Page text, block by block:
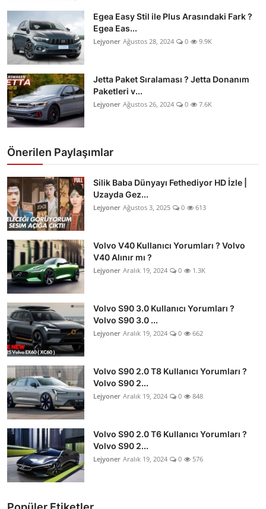
Egea Easy Stil ile Plus Arasındaki Fark ?
Egea Eas...
Lejyoner Ağustos 28, 2024 0 9.9K
Jetta Paket Sıralaması ? Jetta Donanım
Paketleri v...
Lejyoner Ağustos 26, 2024 0 7.6K
Önerilen Paylaşımlar
Silik Baba Dünyayı Fethediyor HD İzle |
Uzayda Gez...
Lejyoner Ağustos 3, 2025 0 613
Volvo V40 Kullanıcı Yorumları ? Volvo
V40 Alınır mı ?
Lejyoner Aralık 19, 2024 0 1.3K
Volvo S90 3.0 Kullanıcı Yorumları ?
Volvo S90 3.0 ...
Lejyoner Aralık 19, 2024 0 662
Volvo S90 2.0 T8 Kullanıcı Yorumları ?
Volvo S90 2...
Lejyoner Aralık 19, 2024 0 848
Volvo S90 2.0 T6 Kullanıcı Yorumları ?
Volvo S90 2...
Lejyoner Aralık 19, 2024 0 576